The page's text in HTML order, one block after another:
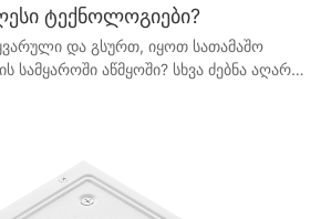
ტექნოლოგიები?
და გსურთ, იყოთ სათამაშო
სამყაროში აწმყოში? სხვა ძებნა აღარ
ჩვენ განვიხილავთ უახლეს
RGB განათებით დამთავრებული,
აჰყავს ეს უახლესი ტექნოლოგიები